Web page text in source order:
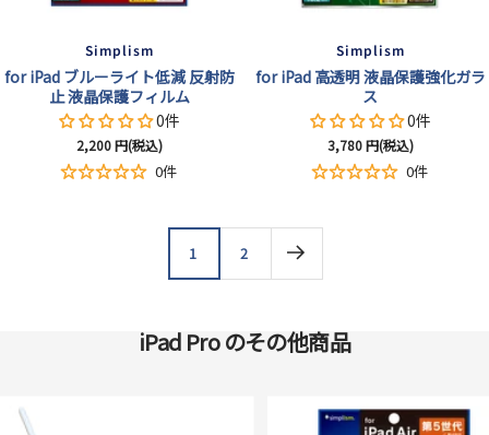
Simplism
for iPad ブルーライト低減 反射防
止 液晶保護フィルム
0件
セ
ー
2,200円(税込)
0件
Simplism
for iPad 高透明 液晶保護強化ガラ
ス
0件
セ
ー
3,780円(税込)
0件
1 2
iPad Pro のその他商品